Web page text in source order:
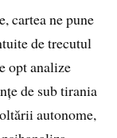
cartea ne pune
de trecutul
opt analize
de sub tirania
autonome,